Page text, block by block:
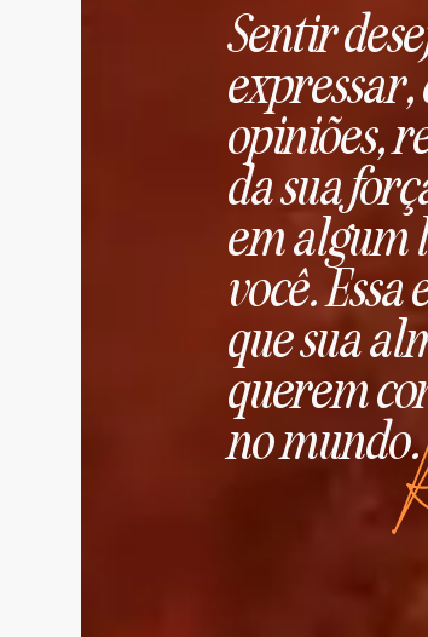
Sentir
opiniões,
da sua
em algum
você.
que sua
querem
no mundo.